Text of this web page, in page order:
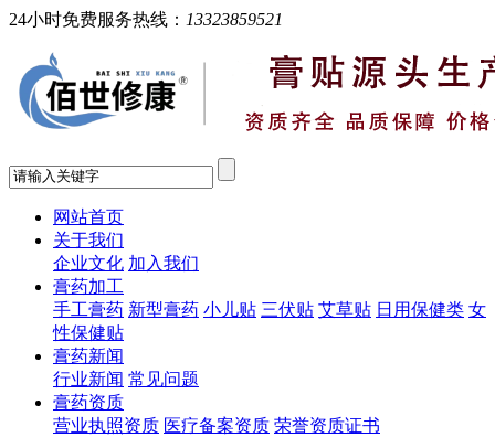
24小时免费服务热线： 13323859521
网站首页
关于我们
企业文化 加入我们
膏药加工
手工膏药 新型膏药 小儿贴 三伏贴 艾草贴 日用保健类 女
性保健贴
膏药新闻
行业新闻 常见问题
膏药资质
营业执照资质 医疗备案资质 荣誉资质证书